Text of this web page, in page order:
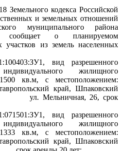
Земельного кодекса Российской
и земельных отношений
муниципального района
сообщает о планируемом
участков из земель населенных
вид разрешенного
жилищного
кв.м, с местоположением:
край, Шпаковский
ул. Мельничная, 26, срок
вид разрешенного
жилищного
кв.м, с местоположением:
край, Шпаковский